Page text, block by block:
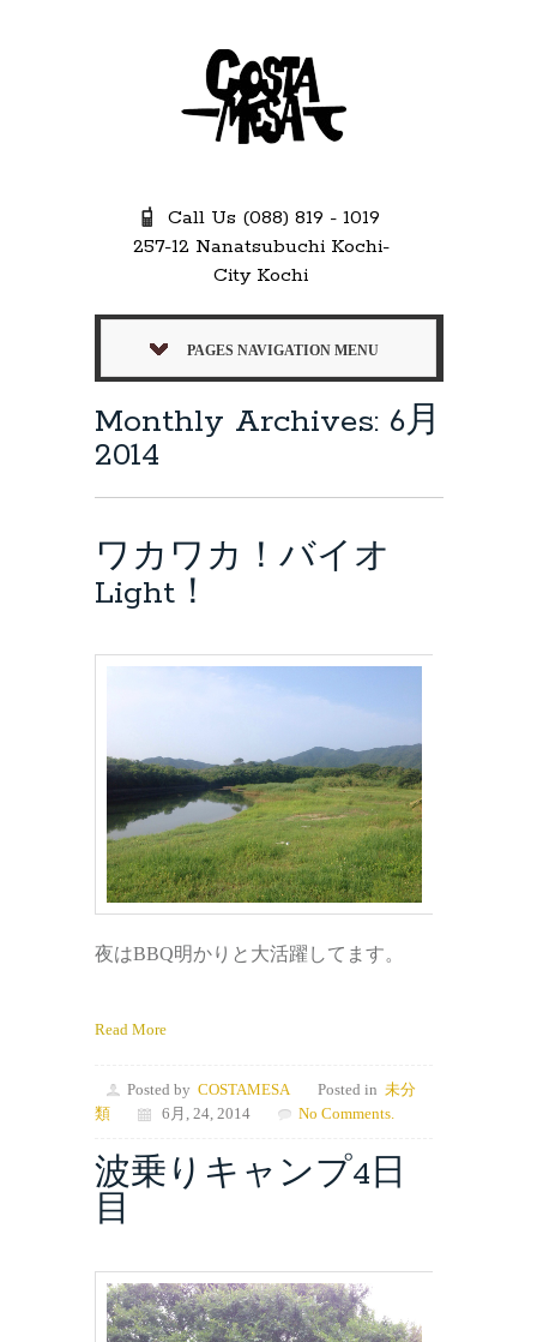
Call Us (088) 819 - 1019
257-12 Nanatsubuchi Kochi-
City Kochi
PAGES NAVIGATION MENU
Monthly Archives: 6月
2014
ワカワカ！バイオ
Light！
夜はBBQ明かりと大活躍してます。
Read More
Posted by COSTAMESA Posted in 未分
類
6月, 24, 2014 No Comments.
波乗りキャンプ4日
目